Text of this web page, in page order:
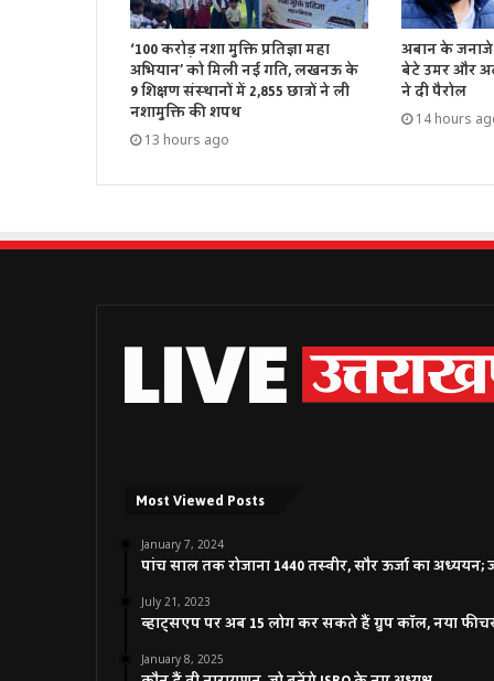
‘100 करोड़ नशा मुक्ति प्रतिज्ञा महा
अभियान’ को मिली नई गति, लखनऊ के
9 शिक्षण संस्थानों में 2,855 छात्रों ने ली
नशामुक्ति की शपथ
13 hours ago
अबान के
बेटे उमर और
ने दी पैरोल
14 hours
Most Viewed Posts
January 7, 2024
पांच साल तक रोजाना 1440 तस्वीर, सौर ऊर्जा का
July 21, 2023
व्हाट्सएप पर अब 15 लोग कर सकते हैं ग्रुप कॉल, नया
January 8, 2025